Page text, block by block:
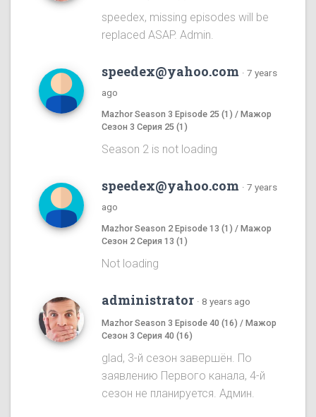
speedex, missing episodes will be
replaced ASAP. Admin.
speedex@yahoo.com · 7 years
ago
Mazhor Season 3 Episode 25 (1) / Мажор
Сезон 3 Серия 25 (1)
Season 2 is not loading
speedex@yahoo.com · 7 years
ago
Mazhor Season 2 Episode 13 (1) / Мажор
Сезон 2 Серия 13 (1)
Not loading
administrator · 8 years ago
Mazhor Season 3 Episode 40 (16) / Мажор
Сезон 3 Серия 40 (16)
glad, 3-й сезон завершён. По
заявлению Первого канала, 4-й
сезон не планируется. Админ.